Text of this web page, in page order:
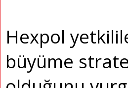
Hexpol
büyüme